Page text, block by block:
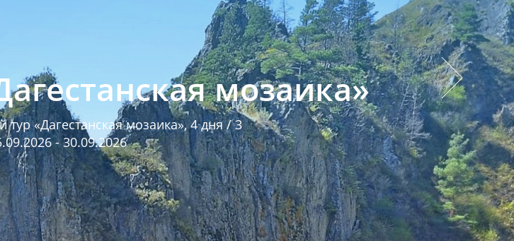
мозаика»
«Дагестанская мозаика», 4 дня / 3
- 30.09.2026